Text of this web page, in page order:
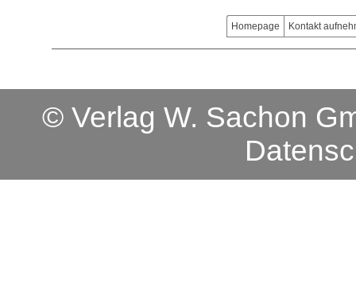
Homepage Kontakt
© Verlag W. Sachon